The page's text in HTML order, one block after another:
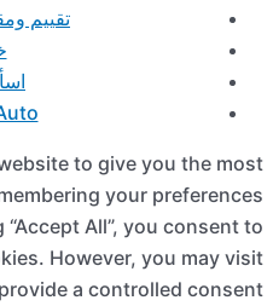
تقييم ومقارنة
Mallaky Auto
on our website to give
by remembering your
By clicking “Accept All”,
the cookies. However,
to provide a